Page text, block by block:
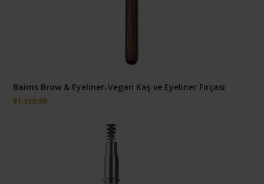
Baims Brow & Eyeliner-Vegan Kaş ve Eyeliner Fırçası
₺1,119.99